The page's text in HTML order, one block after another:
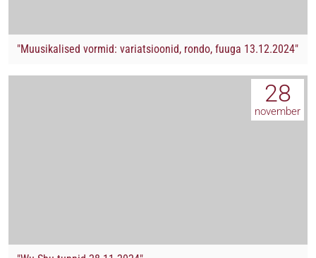
"Muusikalised vormid: variatsioonid, rondo, fuuga 13.12.2024"
28
november